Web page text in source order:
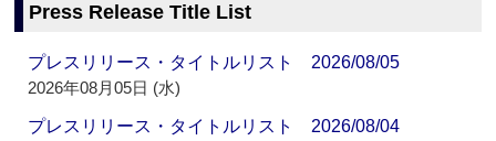
Press Release Title List
プレスリリース・タイトルリスト 2026/08/05
2026年08月05日 (水)
プレスリリース・タイトルリスト 2026/08/04